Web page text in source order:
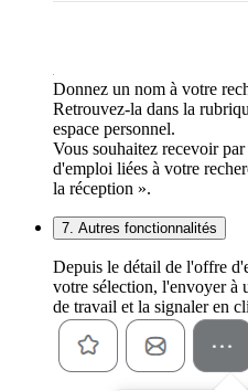
Donnez un nom à votre
Retrouvez-la dans la
espace personnel.
Vous souhaitez recevoir
d'emploi liées à votre
la réception ».
7. Autres fonctionnalités
Depuis le détail de l'offre
votre sélection, l'envoyer à
de travail et la signaler en